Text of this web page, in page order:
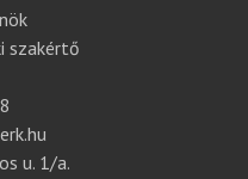
szakértő
u. 1/a.